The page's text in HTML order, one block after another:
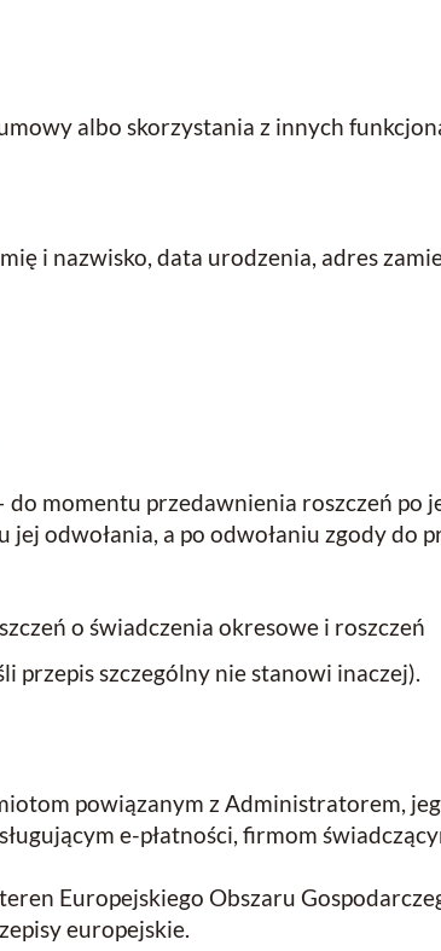
albo skorzystania z innych
i nazwisko, data urodzenia, adres
momentu przedawnienia roszczeń po
odwołania, a po odwołaniu zgody do
o świadczenia okresowe i roszczeń
przepis szczególny nie stanowi inaczej).
powiązanym z Administratorem,
e-płatności, firmom
Europejskiego Obszaru
europejskie.